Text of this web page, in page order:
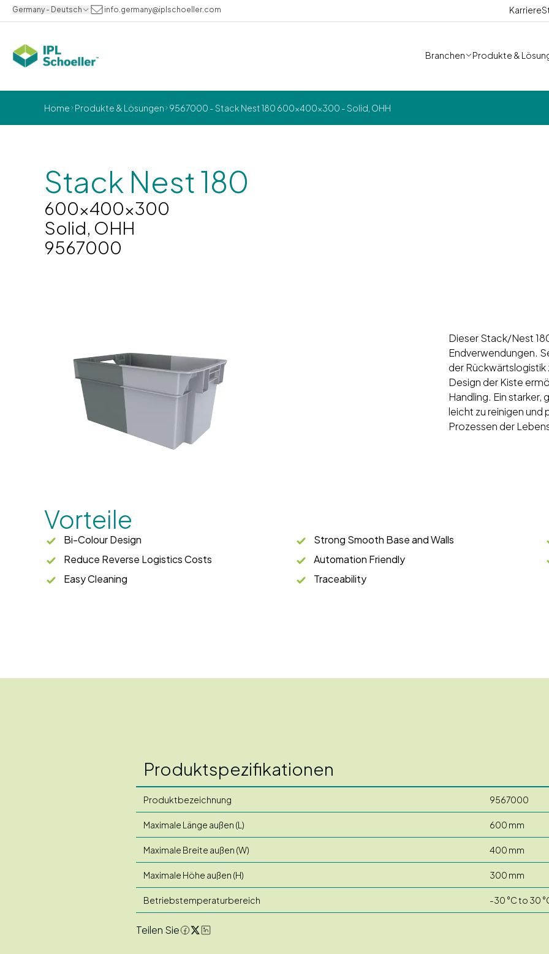
Germany - Deutsch info.germany@iplschoeller.com Karriere
Branchen Produkte &
Home Produkte & Lösungen 9567000 - Stack Nest 180 600x400x300 - Solid, OHH
Stack Nest 180
600x400x300
Solid, OHH
9567000
Dieser Stack/Nest
Endverwendungen.
der
Design der Kiste
Handling. Ein
leicht zu reinigen und
Prozessen der
Vorteile
Bi-Colour Design
Strong Smooth Base and Walls
Reduce Reverse Logistics Costs
Automation Friendly
Easy Cleaning
Traceability
Produktspezifikationen
Produktbezeichnung 9567000
Maximale Länge außen (L) 600 mm
Maximale Breite außen (W) 400 mm
Maximale Höhe außen (H) 300 mm
Betriebstemperaturbereich -30 °C to 30
Teilen Sie